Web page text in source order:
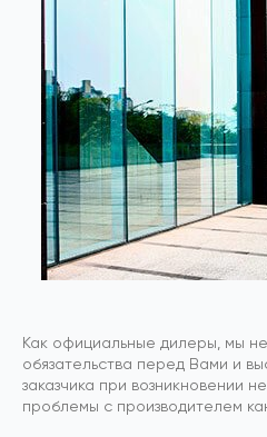
Как официальные дилеры, мы
обязательства перед Вами и
заказчика при возникновении
проблемы с производителем